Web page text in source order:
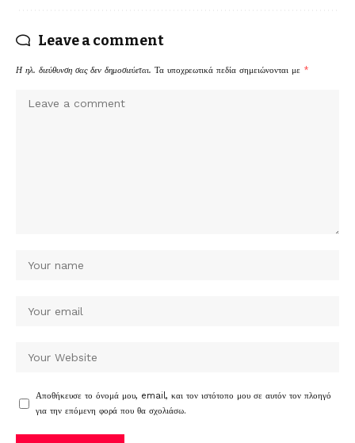
Leave a comment
Η ηλ. διεύθυνση σας δεν δημοσιεύεται. Τα υποχρεωτικά πεδία σημειώνονται με *
Αποθήκευσε το όνομά μου, email, και τον ιστότοπο μου σε αυτόν τον πλοηγό
για την επόμενη φορά που θα σχολιάσω.